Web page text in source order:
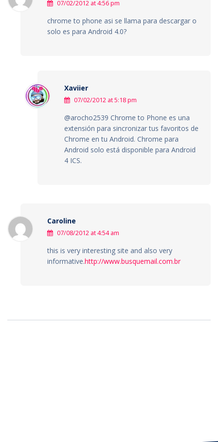
07/02/2012 at 4:56 pm
chrome to phone asi se llama para descargar o
solo es para Android 4.0?
Xaviier
07/02/2012 at 5:18 pm
@arocho2539 Chrome to Phone es una
extensión para sincronizar tus favoritos de
Chrome en tu Android. Chrome para
Android solo está disponible para Android
4 ICS.
Caroline
07/08/2012 at 4:54 am
this is very interesting site and also very
informative.http://www.busquemail.com.br